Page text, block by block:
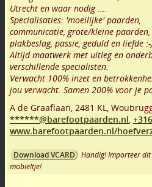
Utrecht en waar nodig ....
Specialisaties: 'moeilijke' paarden,
communicatie, grote/kleine paarden,
plakbeslag, passie, geduld en liefde
Altijd maatwerk met uitleg en
verschillende specialisten.
Verwacht 100% inzet en
jou verwacht. Samen 200% voor je
A de Graaflaan, 2481 KL,
******@barefootpaarden.nl,
www.barefootpaarden.nl/
Download VCARD
Handig! Importeer
mobieltje!